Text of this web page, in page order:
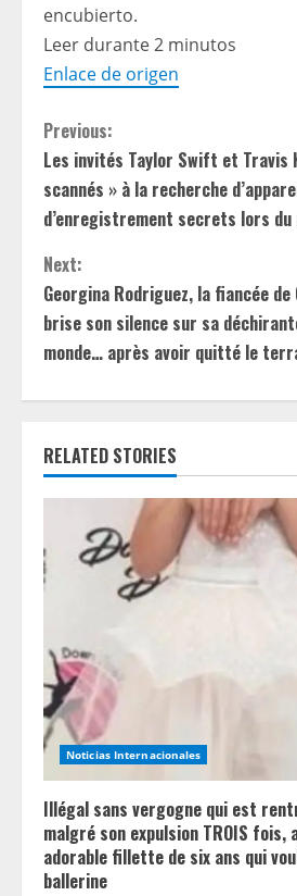
encubierto.
Leer durante 2 minutos
Enlace de origen
C
o
n
t
i
n
u
e
R
e
a
d
i
n
g
Previous:
Les invités Taylor Swift et Travis
scannés » à la recherche
d’enregistrement secrets lors du
Next:
Georgina Rodriguez, la fiancée
brise son silence sur sa
monde… après avoir quitté le
RELATED STORIES
Noticias Internacionales
Illégal sans vergogne qui est
malgré son expulsion TROIS fois,
adorable fillette de six ans qui
ballerine